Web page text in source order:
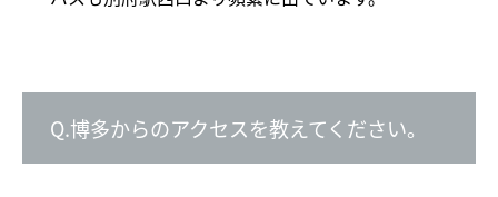
Q.博多からのアクセスを教えてください。